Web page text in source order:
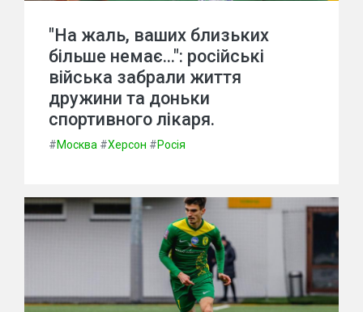
"На жаль, ваших близьких
більше немає...": російські
війська забрали життя
дружини та доньки
спортивного лікаря.
#Москва #Херсон #Росія